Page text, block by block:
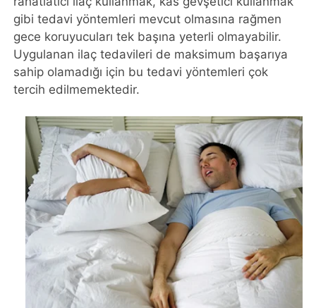
gibi tedavi yöntemleri mevcut olmasına rağmen
gece koruyucuları tek başına yeterli olmayabilir.
Uygulanan ilaç tedavileri de maksimum başarıya
sahip olamadığı için bu tedavi yöntemleri çok
tercih edilmemektedir.